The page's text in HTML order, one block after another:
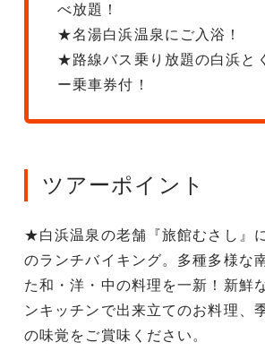
べ放題！
★名湯白浜温泉にご入浴！
★路線バス乗り放題の白浜と
ー乗車券付！
ツアーポイント
★白浜温泉の老舗『旅館むさし』
のランチバイキング。多種多様な
た和・洋・中の料理を一新！新鮮
ンキッチンで出来立てのお料理、
の味覚をご賞味ください。